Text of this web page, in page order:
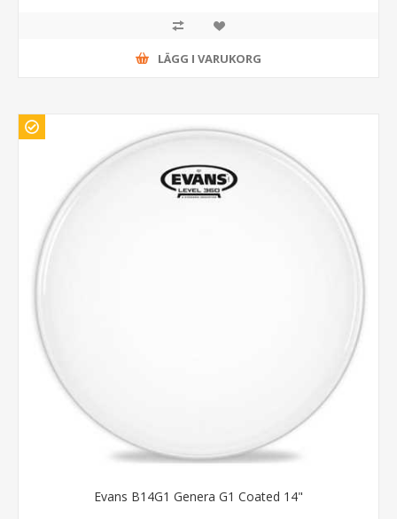
LÄGG I VARUKORG
Evans B14G1 Genera G1 Coated 14"